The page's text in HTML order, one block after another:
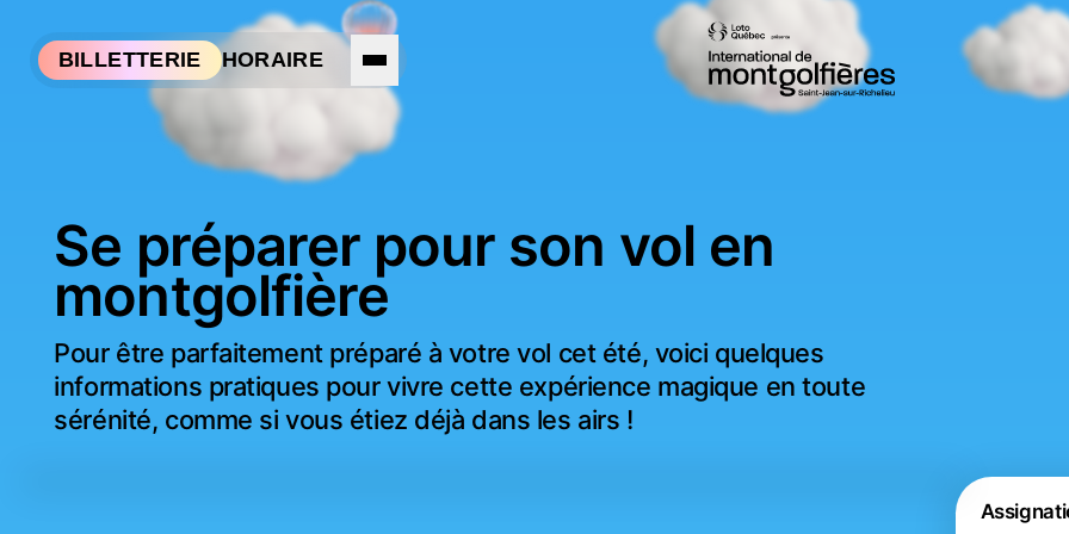
BILLETTERIE HORAIRE
Se préparer pour son vol en
montgolfière
Pour être parfaitement préparé à votre vol cet été, voici quelques
informations pratiques pour vivre cette expérience magique en toute
sérénité, comme si vous étiez déjà dans les airs !